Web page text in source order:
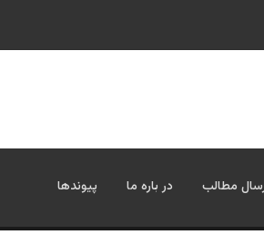
مطالب در باره ما پیوندها